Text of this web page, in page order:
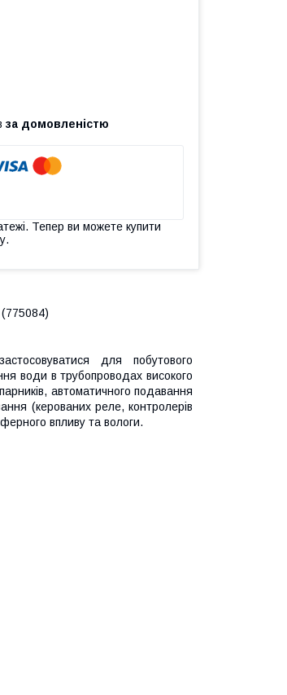
за домовленістю
Тепер ви можете купити
для побутового
води в трубопроводах високого
автоматичного подавання
(керованих реле, контролерів
впливу та вологи.